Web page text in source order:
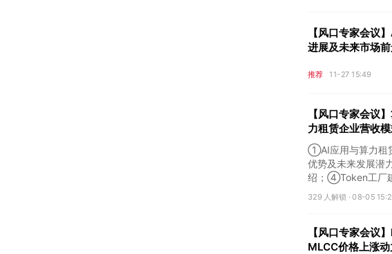
【风口专家会议
进展及未来市场
推荐 11-27 15:49
【风口专家会议
力租赁企业营收
①AI应用与算力租
优势及未来发展潜
绍；④Token工厂
议将于8月5日（
营收模式及算力价
329 人解锁 ·08-05
【风口专家会议
MLCC价格上涨